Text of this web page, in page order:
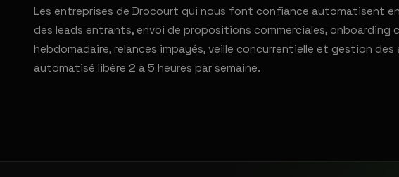
Les entreprises de Drocourt qui nous font confiance automatisent
des leads entrants, envoi de propositions commerciales,
hebdomadaire, relances impayés, veille concurrentielle et gestion des
automatisé libère 2 à 5 heures par semaine.